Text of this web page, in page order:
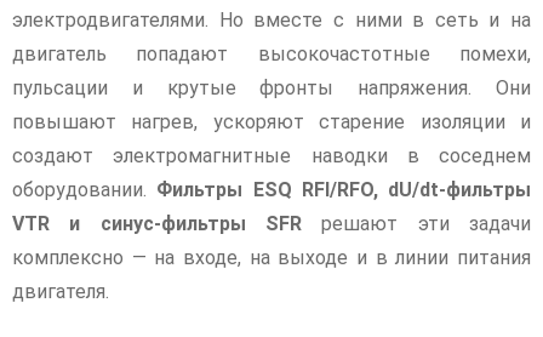
электродвигателями. Но вместе с ними в сеть и на
двигатель попадают высокочастотные помехи,
пульсации и крутые фронты напряжения. Они
повышают нагрев, ускоряют старение изоляции и
создают электромагнитные наводки в соседнем
оборудовании. Фильтры ESQ RFI/RFO, dU/dt-фильтры
VTR и синус-фильтры SFR решают эти задачи
комплексно — на входе, на выходе и в линии питания
двигателя.